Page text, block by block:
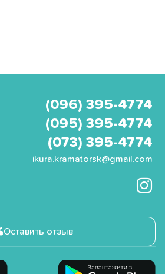
(096) 395-4774
(095) 395-4774
(073) 395-4774
ikura.kramatorsk@gmail.com
Оставить отзыв